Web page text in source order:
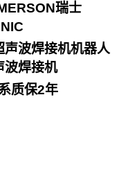
瑞士
声波焊接机机器人
波焊接机
质保2年